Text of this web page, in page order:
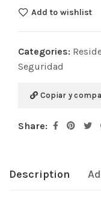
Add to wishlist
Categories:
Seguridad
Copiar y
Share:
Description